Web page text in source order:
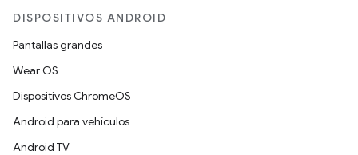
DISPOSITIVOS ANDROID
Pantallas grandes
Wear OS
Dispositivos ChromeOS
Android para vehículos
Android TV